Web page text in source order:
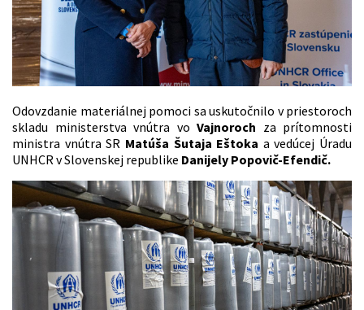
Odovzdanie materiálnej pomoci sa uskutočnilo v priestoroch
skladu ministerstva vnútra vo Vajnoroch za prítomnosti
ministra vnútra SR Matúša Šutaja Eštoka a vedúcej Úradu
UNHCR v Slovenskej republike Danijely Popovič-Efendič.